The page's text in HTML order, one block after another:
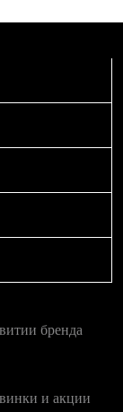
бренда
и акции